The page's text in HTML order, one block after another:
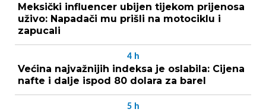
Meksički influencer ubijen tijekom prijenosa
uživo: Napadači mu prišli na motociklu i
zapucali
4 h
Većina najvažnijih indeksa je oslabila: Cijena
nafte i dalje ispod 80 dolara za barel
5 h